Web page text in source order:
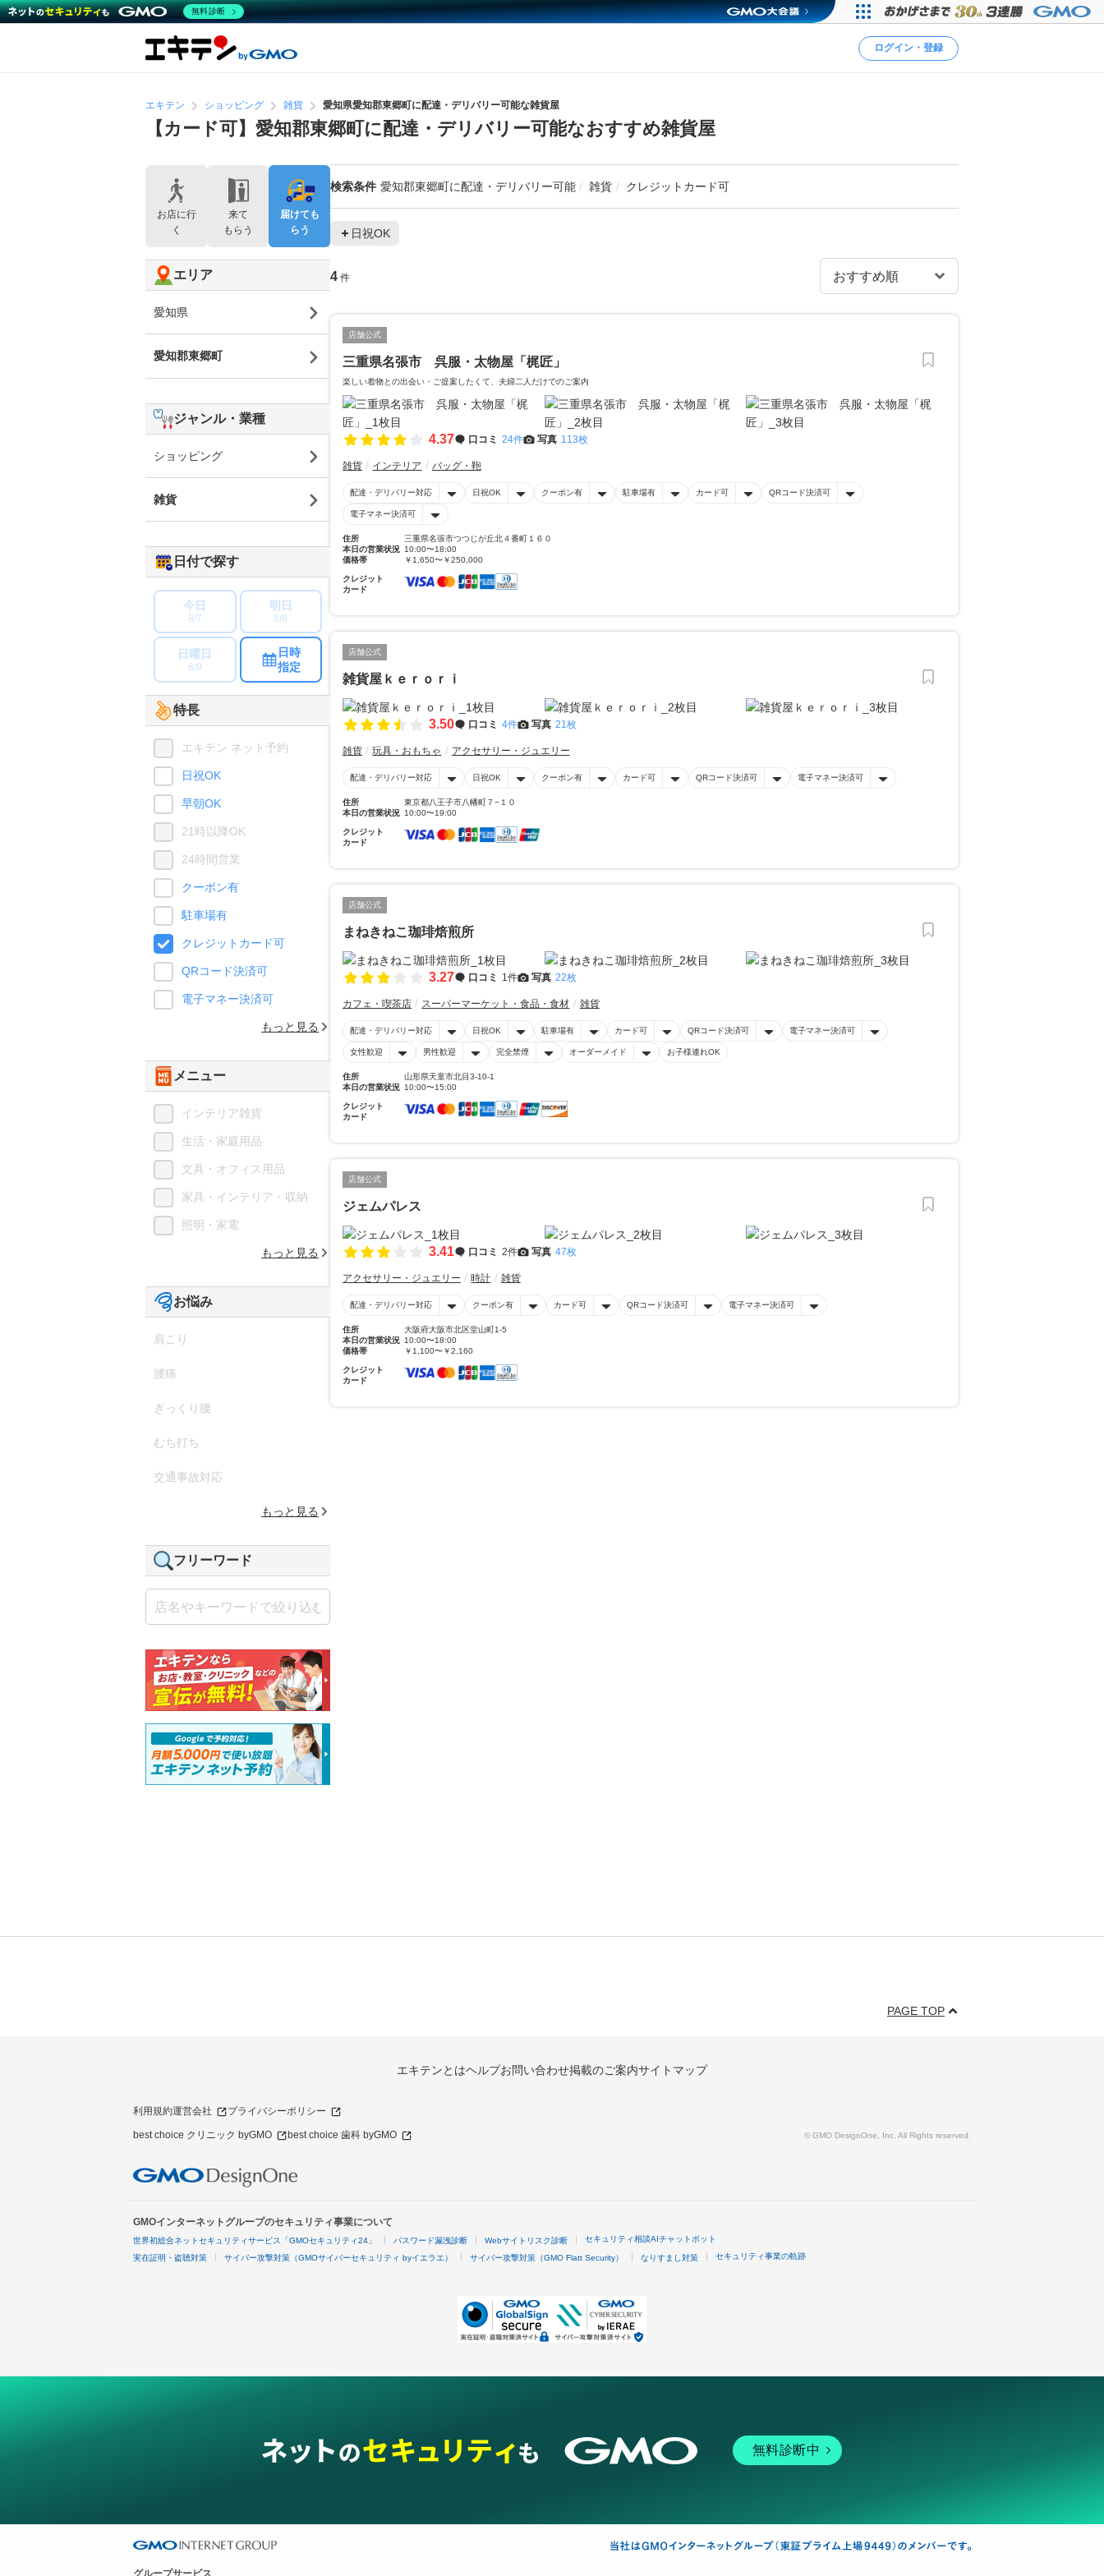
ログイン・登録
エキテン ショッピング 雑貨 愛知県愛知郡東郷町に配達・デリバリー可能な雑貨屋
【カード可】愛知郡東郷町に配達・デリバリー可能なおすすめ雑貨屋
検索条件 愛知郡東郷町に配達・デリバリー可能 雑貨 クレジットカード可
日祝OK
4 件
店舗公式
三重県名張市 呉服・太物屋「梶匠」
楽しい着物との出会い・ご提案したくて、夫婦二人だけでのご案内
4.37 口コミ 24件 写真 113枚
雑貨 インテリア バッグ・鞄
配達・デリバリー対応 日祝OK クーポン有 駐車場有 カード可 QRコード決済可
電子マネー決済可
住所
三重県名張市つつじが丘北４番町１６０
本日の営業状況 10:00〜18:00
価格帯
￥1,650〜￥250,000
クレジット
カード
店舗公式
雑貨屋ｋｅｒｏｒｉ
3.50 口コミ 4件 写真 21枚
雑貨 玩具・おもちゃ アクセサリー・ジュエリー
配達・デリバリー対応 日祝OK クーポン有 カード可 QRコード決済可 電子マネー決済可
住所
東京都八王子市八幡町７−１０
本日の営業状況 10:00〜19:00
クレジット
カード
店舗公式
まねきねこ珈琲焙煎所
3.27 口コミ 1件 写真 22枚
カフェ・喫茶店 スーパーマーケット・食品・食材 雑貨
配達・デリバリー対応 日祝OK 駐車場有 カード可 QRコード決済可 電子マネー決済可
女性歓迎 男性歓迎 完全禁煙 オーダーメイド お子様連れOK
住所
山形県天童市北目3-10-1
本日の営業状況 10:00〜15:00
クレジット
カード
店舗公式
ジェムパレス
3.41 口コミ 2件 写真 47枚
アクセサリー・ジュエリー 時計 雑貨
配達・デリバリー対応 クーポン有 カード可 QRコード決済可 電子マネー決済可
住所
大阪府大阪市北区堂山町1-5
本日の営業状況 10:00〜18:00
価格帯
￥1,100〜￥2,160
クレジット
カード
お店に行
く
来て
もらう
届けても
らう
エリア
愛知県
愛知郡東郷町
ジャンル・業種
ショッピング
雑貨
日付で探す
今日
8/7
明日
8/8
日曜日
8/9
日時
指定
特長
エキテン ネット予約
日祝OK
早朝OK
21時以降OK
24時間営業
クーポン有
駐車場有
クレジットカード可
QRコード決済可
電子マネー決済可
もっと見る
メニュー
インテリア雑貨
生活・家庭用品
文具・オフィス用品
家具・インテリア・収納
照明・家電
もっと見る
お悩み
肩こり
腰痛
ぎっくり腰
むち打ち
交通事故対応
もっと見る
フリーワード
PAGE TOP
エキテンとはヘルプお問い合わせ掲載のご案内サイトマップ
利用規約運営会社 プライバシーポリシー
best choice クリニック byGMO best choice 歯科 byGMO © GMO DesignOne, Inc. All Rights reserved.
GMOインターネットグループのセキュリティ事業について
世界初総合ネットセキュリティサービス「GMOセキュリティ24」 パスワード漏洩診断 Webサイトリスク診断 セキュリティ相談AIチャットボット
実在証明・盗聴対策 サイバー攻撃対策（GMOサイバーセキュリティ byイエラエ） サイバー攻撃対策（GMO Flatt Security） なりすまし対策 セキュリティ事業の軌跡
無料診断中
グループサービス
無料診断